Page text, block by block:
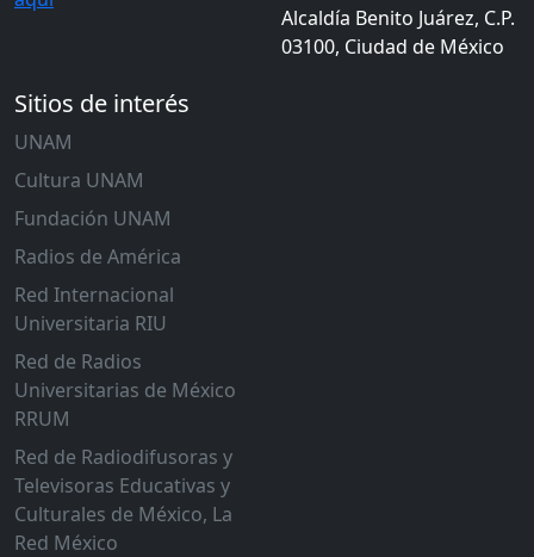
Alcaldía Benito Juárez, C.P.
03100, Ciudad de México
Sitios de interés
UNAM
Cultura UNAM
Fundación UNAM
Radios de América
Red Internacional
Universitaria RIU
Red de Radios
Universitarias de México
RRUM
Red de Radiodifusoras y
Televisoras Educativas y
Culturales de México, La
Red México